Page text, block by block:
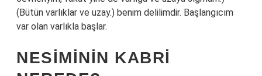
(Bütün varlıklar ve uzay.) benim delilimdir. Başlangıcım
var olan varlıkla başlar.
NESIMININ KABRI